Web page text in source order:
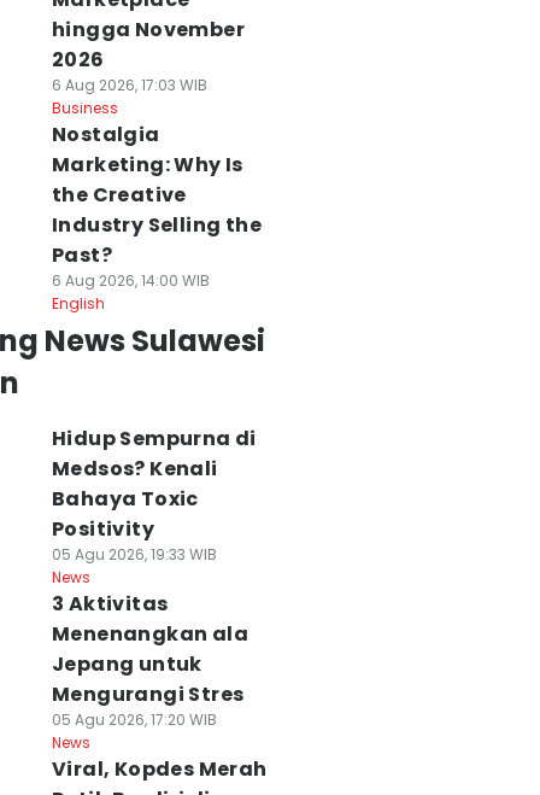
hingga November
2026
6 Aug 2026, 17:03 WIB
Business
Nostalgia
Marketing: Why Is
the Creative
Industry Selling the
Past?
6 Aug 2026, 14:00 WIB
English
News Sulawesi
Hidup Sempurna di
Medsos? Kenali
Bahaya Toxic
Positivity
05 Agu 2026, 19:33 WIB
News
3 Aktivitas
Menenangkan ala
Jepang untuk
Mengurangi Stres
05 Agu 2026, 17:20 WIB
News
Viral, Kopdes Merah